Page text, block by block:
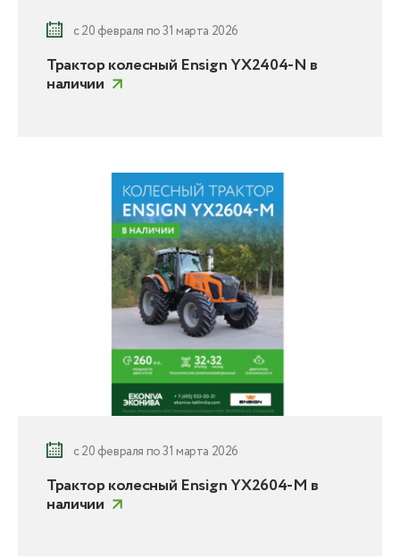
с 20 февраля по 31 марта 2026
Трактор колесный Ensign YX2404-N в
наличии
с 20 февраля по 31 марта 2026
Трактор колесный Ensign YX2604-M в
наличии